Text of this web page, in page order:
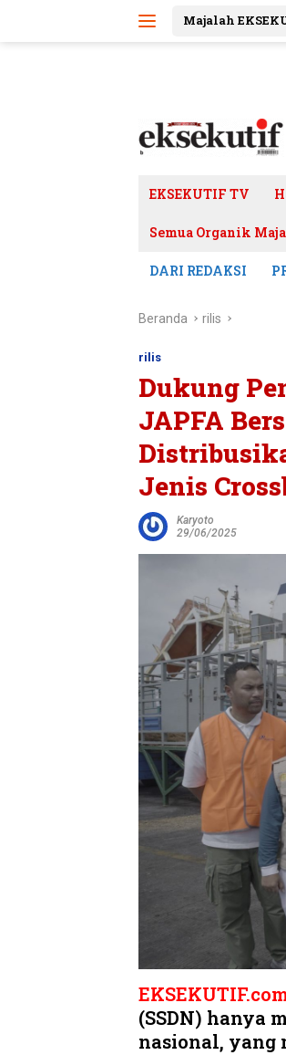
Majalah
EKSEKUTIF TV
Semua Organik
DARI REDAKSI
Beranda rilis
rilis
Dukung
JAPFA
Jenis
Karyoto
29/06/2025
(SSDN) hanya
nasional, yang